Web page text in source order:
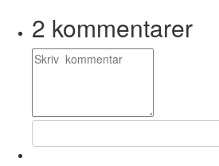
2 kommentarer